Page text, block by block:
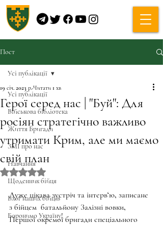
Пост
Усі публікації
Військова бібліотека
Життя Бригади
ЗМІ про нас
Навчання
Щоденник бійця
Блог наших бійців
Боронимо Україну!
Усі публікації
Герої серед нас | "Буй": Для
росіян стратегічно важливо
утримати Крим, але ми маємо
свій план
19 січ. 2023 р.Читати 1 хв
Оцінка: NaN з 5 зірок.
Дуже цікава зустріч та інтерв‘ю, записане
з бійцем  батальйону Залізні вовки,
Першої окремої бригади спеціального